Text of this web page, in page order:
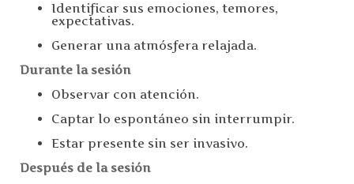
Identificar sus emociones, temores,
expectativas.
Generar una atmósfera relajada.
Durante la sesión
Observar con atención.
Captar lo espontáneo sin interrumpir.
Estar presente sin ser invasivo.
Después de la sesión